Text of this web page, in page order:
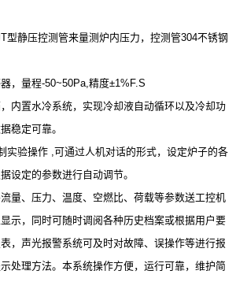
型静压控测管来量测炉内压力，控测管304不锈钢
，量程-50~50Pa,精度±1%F.S
内置水冷系统，实现冷却液自动循环以及冷却功
稳定可靠。
实验操作 ,可通过人机对话的形式，设定炉子的各
设定的参数进行自动调节。
量、压力、温度、空燃比、荷载等参数送工控机
示，同时可随时调阅各种历史档案或根据用户要
，声光报警系统可及时对故障、误操作等进行报
处理方法。本系统操作方便，运行可靠，维护简